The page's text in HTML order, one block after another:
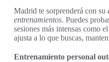
Madrid te sorprenderá con su
entrenamientos. Puedes
sesiones más intensas como
ajusta a lo que buscas,
Entrenamiento personal